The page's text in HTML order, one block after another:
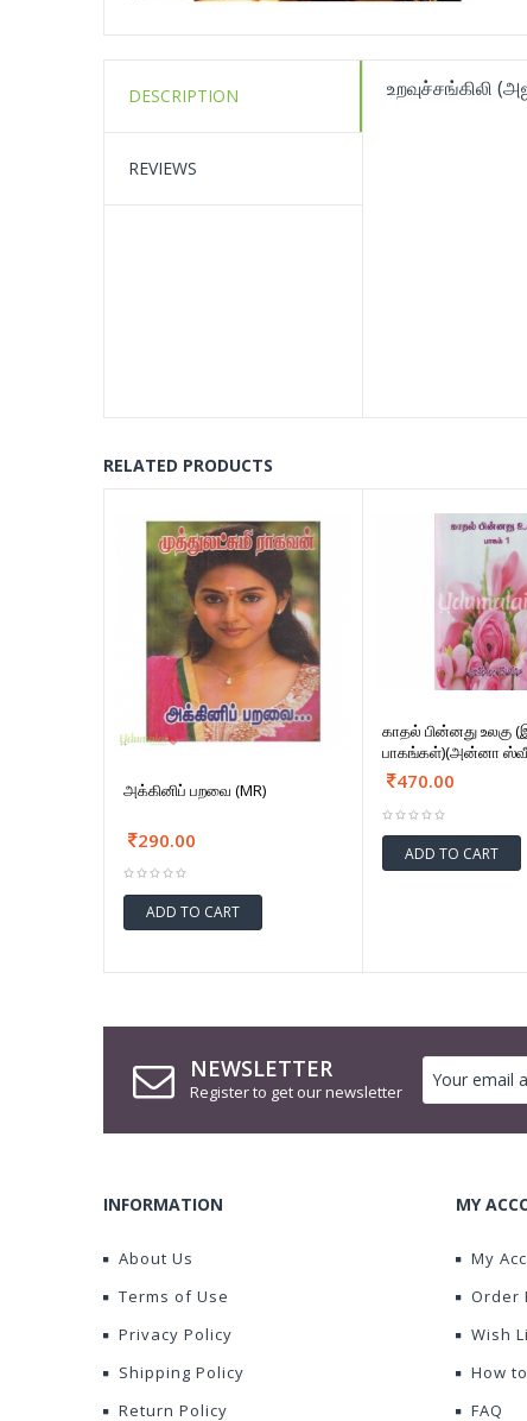
DESCRIPTION
REVIEWS
உறவுச்சங்கிலி
RELATED PRODUCTS
அக்கினிப் பறவை (MR)
290.00
ADD TO CART
காதல் பின்னது உலகு
பாகங்கள்)(அன்னா
470.00
ADD TO CART
NEWSLETTER
Register to get our newsletter
INFORMATION
About Us
Terms of Use
Privacy Policy
Shipping Policy
Return Policy
MY
My
Order
Wish
How
FAQ